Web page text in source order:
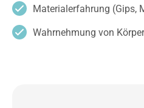
Materialerfahrung (Gips,
Wahrnehmung von